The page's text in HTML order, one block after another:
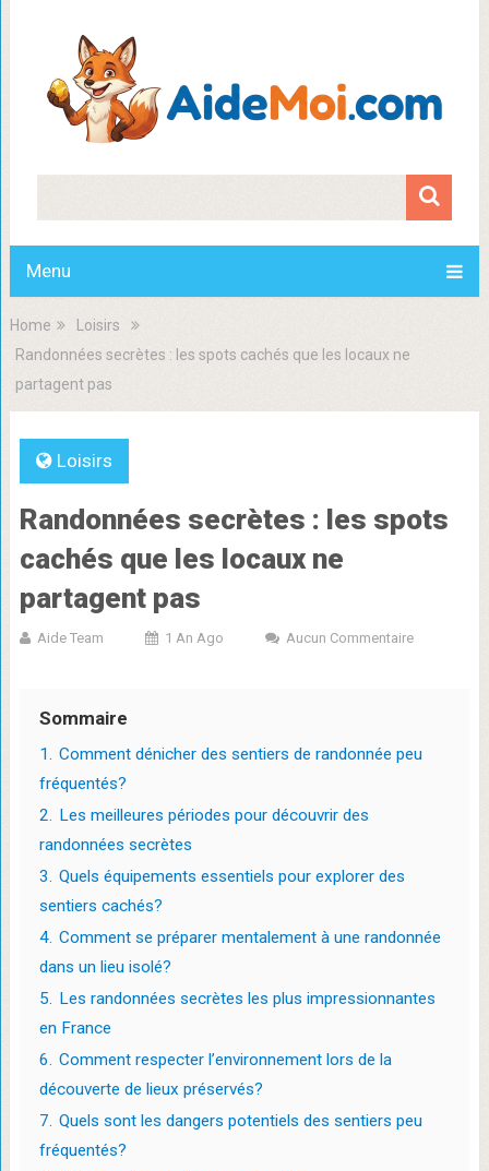
Menu
Home
Loisirs
Randonnées secrètes : les spots cachés que les locaux ne
partagent pas
Loisirs
Randonnées secrètes : les spots
cachés que les locaux ne
partagent pas
Aide Team 1 An Ago Aucun Commentaire
Sommaire
1. Comment dénicher des sentiers de randonnée peu
fréquentés?
2. Les meilleures périodes pour découvrir des
randonnées secrètes
3. Quels équipements essentiels pour explorer des
sentiers cachés?
4. Comment se préparer mentalement à une randonnée
dans un lieu isolé?
5. Les randonnées secrètes les plus impressionnantes
en France
6. Comment respecter l’environnement lors de la
découverte de lieux préservés?
7. Quels sont les dangers potentiels des sentiers peu
fréquentés?